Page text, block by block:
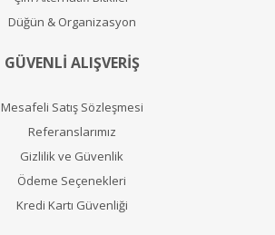
Düğün & Organizasyon
GÜVENLİ ALIŞVERİŞ
Mesafeli Satış Sözleşmesi
Referanslarımız
Gizlilik ve Güvenlik
Ödeme Seçenekleri
Kredi Kartı Güvenliği